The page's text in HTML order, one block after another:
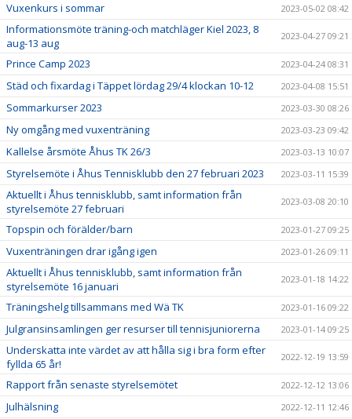
Vuxenkurs i sommar 2023-05-02 08:42
Informationsmöte träning-och matchläger Kiel 2023, 8
aug-13 aug
2023-04-27 09:21
Prince Camp 2023 2023-04-24 08:31
Städ och fixardag i Täppet lördag 29/4 klockan 10-12 2023-04-08 15:51
Sommarkurser 2023 2023-03-30 08:26
Ny omgång med vuxenträning 2023-03-23 09:42
Kallelse årsmöte Åhus TK 26/3 2023-03-13 10:07
Styrelsemöte i Åhus Tennisklubb den 27 februari 2023 2023-03-11 15:39
Aktuellt i Åhus tennisklubb, samt information från
styrelsemöte 27 februari
2023-03-08 20:10
Topspin och förälder/barn 2023-01-27 09:25
Vuxenträningen drar igång igen 2023-01-26 09:11
Aktuellt i Åhus tennisklubb, samt information från
styrelsemöte 16 januari
2023-01-18 14:22
Träningshelg tillsammans med Wä TK 2023-01-16 09:22
Julgransinsamlingen ger resurser till tennisjuniorerna 2023-01-14 09:25
Underskatta inte värdet av att hålla sig i bra form efter
fyllda 65 år!
2022-12-19 13:59
Rapport från senaste styrelsemötet 2022-12-12 13:06
Julhälsning 2022-12-11 12:46